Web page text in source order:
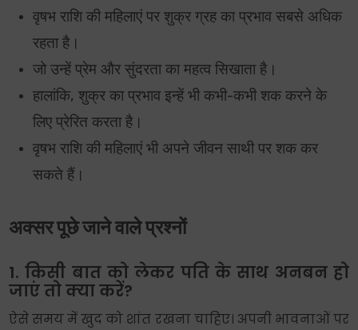
वृषभ राशि की महिलाएं पर शुक्र ग्रह का प्रभाव सबसे अधिक
रहता है।
जो उन्हें प्रेम और सुंदरता का महत्व सिखाता है।
हालांकि, शुक्र का प्रभाव इन्हें भी कभी-कभी शक करने के
लिए प्रेरित करता है।
वृषभ राशि की महिलाएं भी अपने जीवन साथी पर शक कर
सकते हैं।
अक्सर पूछे जाने वाले प्रश्नों
1. किसी बात को लेकर पति के साथ अनबन हो
जाएं तो क्या करें?
ऐसे समय में खुद को शांत रखना चाहिए। अपनी भावनाओं पर